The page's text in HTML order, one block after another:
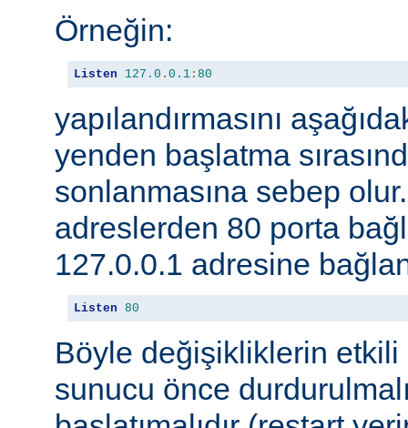
Örneğin:
Listen 127.0 . 0.1 : 80
yapılandırmasını
yenden başlatma
sonlanmasına sebep
adreslerden 80 porta
127.0.0.1 adresine
Listen 80
Böyle değişikliklerin
sunucu önce